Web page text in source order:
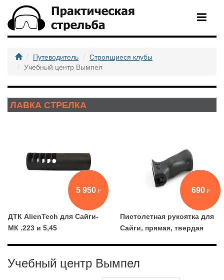
Путеводитель
Строящиеся клубы
Учебный центр Вымпел
ЛАВКА СТРЕЛКА
5 950
ДТК AlienTech для Сайги-
МК .223 и 5,45
690
Пистолетная рукоятка для
Сайги, прямая, твердая
Учебный центр Вымпел